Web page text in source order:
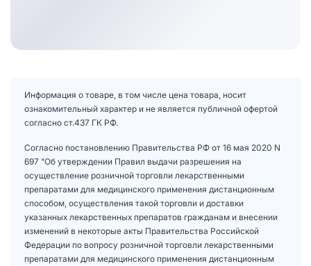
Информация о товаре, в том числе цена товара, носит
ознакомительный характер и не является публичной офертой
согласно ст.437 ГК РФ.
Согласно постановлению Правительства РФ от 16 мая 2020 N
697 "Об утверждении Правил выдачи разрешения на
осуществление розничной торговли лекарственными
препаратами для медицинского применения дистанционным
способом, осуществления такой торговли и доставки
указанных лекарственных препаратов гражданам и внесении
изменений в некоторые акты Правительства Российской
Федерации по вопросу розничной торговли лекарственными
препаратами для медицинского применения дистанционным